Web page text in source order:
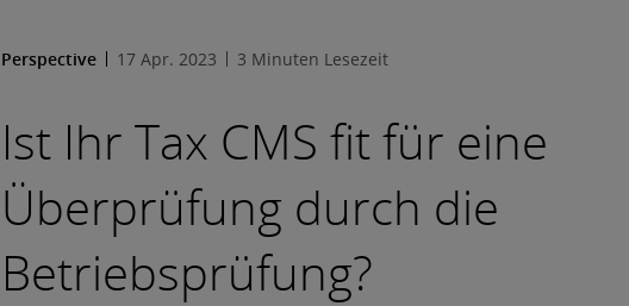
Perspective 17 Apr. 2023 3 Minuten Lesezeit
Ist Ihr Tax CMS fit für eine
Überprüfung durch die
Betriebsprüfung?